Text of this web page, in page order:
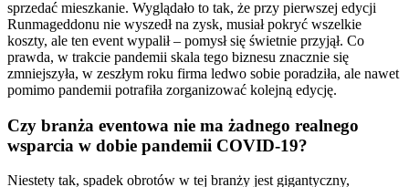
sprzedać mieszkanie. Wyglądało to tak, że przy pierwszej edycji
Runmageddonu nie wyszedł na zysk, musiał pokryć wszelkie
koszty, ale ten event wypalił – pomysł się świetnie przyjął. Co
prawda, w trakcie pandemii skala tego biznesu znacznie się
zmniejszyła, w zeszłym roku firma ledwo sobie poradziła, ale nawet
pomimo pandemii potrafiła zorganizować kolejną edycję.
Czy branża eventowa nie ma żadnego realnego
wsparcia w dobie pandemii COVID-19?
Niestety tak, spadek obrotów w tej branży jest gigantyczny,